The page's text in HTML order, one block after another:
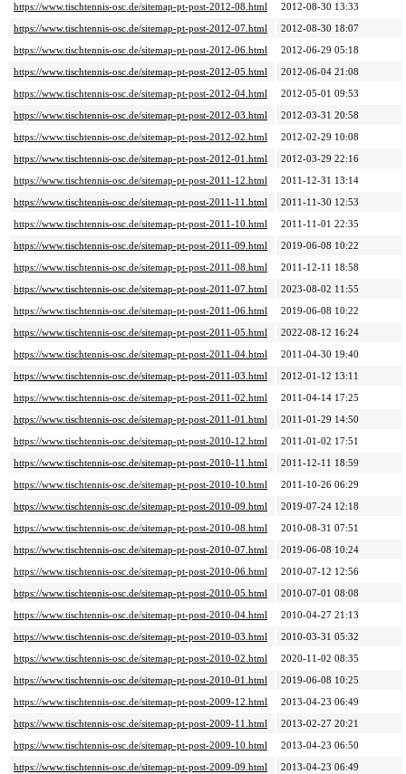
https://www.tischtennis-osc.de/sitemap-pt-post-2012-08.html
2012-08-30 13:33
https://www.tischtennis-osc.de/sitemap-pt-post-2012-07.html
2012-08-30 18:07
https://www.tischtennis-osc.de/sitemap-pt-post-2012-06.html
2012-06-29 05:18
https://www.tischtennis-osc.de/sitemap-pt-post-2012-05.html
2012-06-04 21:08
https://www.tischtennis-osc.de/sitemap-pt-post-2012-04.html
2012-05-01 09:53
https://www.tischtennis-osc.de/sitemap-pt-post-2012-03.html
2012-03-31 20:58
https://www.tischtennis-osc.de/sitemap-pt-post-2012-02.html
2012-02-29 10:08
https://www.tischtennis-osc.de/sitemap-pt-post-2012-01.html
2012-03-29 22:16
https://www.tischtennis-osc.de/sitemap-pt-post-2011-12.html
2011-12-31 13:14
https://www.tischtennis-osc.de/sitemap-pt-post-2011-11.html
2011-11-30 12:53
https://www.tischtennis-osc.de/sitemap-pt-post-2011-10.html
2011-11-01 22:35
https://www.tischtennis-osc.de/sitemap-pt-post-2011-09.html
2019-06-08 10:22
https://www.tischtennis-osc.de/sitemap-pt-post-2011-08.html
2011-12-11 18:58
https://www.tischtennis-osc.de/sitemap-pt-post-2011-07.html
2023-08-02 11:55
https://www.tischtennis-osc.de/sitemap-pt-post-2011-06.html
2019-06-08 10:22
https://www.tischtennis-osc.de/sitemap-pt-post-2011-05.html
2022-08-12 16:24
https://www.tischtennis-osc.de/sitemap-pt-post-2011-04.html
2011-04-30 19:40
https://www.tischtennis-osc.de/sitemap-pt-post-2011-03.html
2012-01-12 13:11
https://www.tischtennis-osc.de/sitemap-pt-post-2011-02.html
2011-04-14 17:25
https://www.tischtennis-osc.de/sitemap-pt-post-2011-01.html
2011-01-29 14:50
https://www.tischtennis-osc.de/sitemap-pt-post-2010-12.html
2011-01-02 17:51
https://www.tischtennis-osc.de/sitemap-pt-post-2010-11.html
2011-12-11 18:59
https://www.tischtennis-osc.de/sitemap-pt-post-2010-10.html
2011-10-26 06:29
https://www.tischtennis-osc.de/sitemap-pt-post-2010-09.html
2019-07-24 12:18
https://www.tischtennis-osc.de/sitemap-pt-post-2010-08.html
2010-08-31 07:51
https://www.tischtennis-osc.de/sitemap-pt-post-2010-07.html
2019-06-08 10:24
https://www.tischtennis-osc.de/sitemap-pt-post-2010-06.html
2010-07-12 12:56
https://www.tischtennis-osc.de/sitemap-pt-post-2010-05.html
2010-07-01 08:08
https://www.tischtennis-osc.de/sitemap-pt-post-2010-04.html
2010-04-27 21:13
https://www.tischtennis-osc.de/sitemap-pt-post-2010-03.html
2010-03-31 05:32
https://www.tischtennis-osc.de/sitemap-pt-post-2010-02.html
2020-11-02 08:35
https://www.tischtennis-osc.de/sitemap-pt-post-2010-01.html
2019-06-08 10:25
https://www.tischtennis-osc.de/sitemap-pt-post-2009-12.html
2013-04-23 06:49
https://www.tischtennis-osc.de/sitemap-pt-post-2009-11.html
2013-02-27 20:21
https://www.tischtennis-osc.de/sitemap-pt-post-2009-10.html
2013-04-23 06:50
https://www.tischtennis-osc.de/sitemap-pt-post-2009-09.html
2013-04-23 06:49